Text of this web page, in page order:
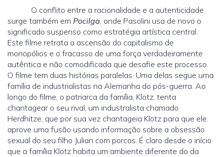
O conflito entre a racionalidade e a autenticidade
surge também em Pocilga, onde Pasolini usa de novo o
significado suspenso como estratégia artística central.
Este filme retrata a ascensão do capitalismo de
monopólios e o fracasso de uma força verdadeiramente
autêntica e não comodificada que desafie este processo.
O filme tem duas histórias paralelas. Uma delas segue uma
família de industrialistas na Alemanha do pós-guerra. Ao
longo do filme, o patriarca da família, Klotz, tenta
chantagear o seu rival, um industralista chamado
Herdhitze, que por sua vez chantageia Klotz para que ele
aprove uma fusão usando informação sobre a obsessão
sexual do seu filho Julian com porcos. É claro desde o início
que a família Klotz habita um ambiente diferente do da